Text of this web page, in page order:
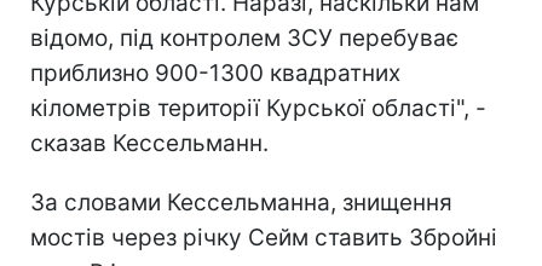
відомо, під контролем ЗСУ перебуває
приблизно 900-1300 квадратних
кілометрів території Курської області", -
сказав Кессельманн.
За словами Кессельманна, знищення
мостів через річку Сейм ставить Збройні